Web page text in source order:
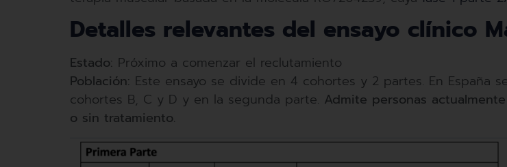
Detalles relevantes del ensayo clínico
Estado: Próximo a comenzar el reclutamiento
Población: Este ensayo se divide en 4 cohortes y 2 partes. En
cohortes B, C y D y en la segunda parte. Admite personas
o sin tratamiento.